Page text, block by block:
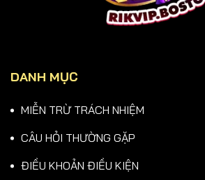
DANH MỤC
MIỄN TRỪ TRÁCH NHIỆM
CÂU HỎI THƯỜNG GẶP
ĐIỀU KHOẢN ĐIỀU KIỆN